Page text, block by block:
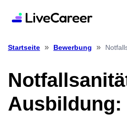
Startseite » Bewerbung »
Ausbildung: